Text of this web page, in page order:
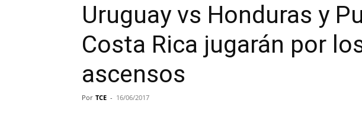
Estilo
Uruguay vs Honduras y
Costa Rica jugarán por
ascensos
Por TCE - 16/06/2017